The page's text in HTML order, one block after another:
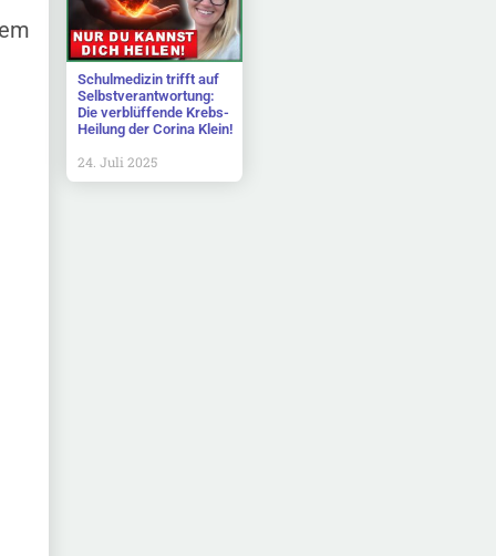
Schulmedizin trifft auf
Selbstverantwortung:
Die verblüffende Krebs-
Heilung der Corina Klein!
24. Juli 2025